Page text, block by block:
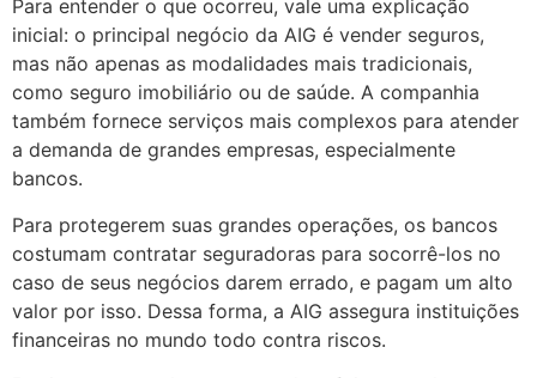
Para entender o que ocorreu, vale uma explicação
inicial: o principal negócio da AIG é vender seguros,
mas não apenas as modalidades mais tradicionais,
como seguro imobiliário ou de saúde. A companhia
também fornece serviços mais complexos para atender
a demanda de grandes empresas, especialmente
bancos.
Para protegerem suas grandes operações, os bancos
costumam contratar seguradoras para socorrê-los no
caso de seus negócios darem errado, e pagam um alto
valor por isso. Dessa forma, a AIG assegura instituições
financeiras no mundo todo contra riscos.